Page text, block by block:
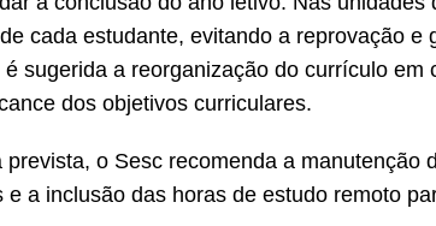
cada estudante, evitando a reprovação e
sugerida a reorganização do currículo em
dos objetivos curriculares.
o Sesc recomenda a manutenção
a inclusão das horas de estudo remoto